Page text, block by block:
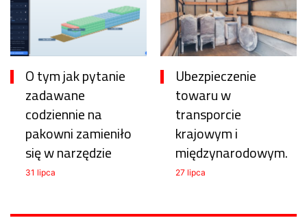
O tym jak pytanie
zadawane
codziennie na
pakowni zamieniło
się w narzędzie
31 lipca
Ubezpieczenie
towaru w
transporcie
krajowym i
międzynarodowym.
27 lipca